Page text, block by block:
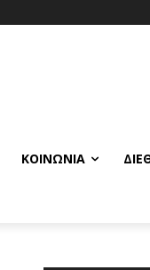
ΚΟΙΝΩΝΊΑ